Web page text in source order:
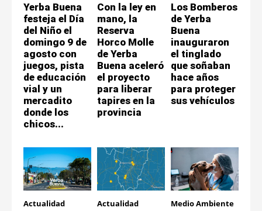
Yerba Buena
festeja el Día
del Niño el
domingo 9 de
agosto con
juegos, pista
de educación
vial y un
mercadito
donde los
chicos...
Con la ley en
mano, la
Reserva
Horco Molle
de Yerba
Buena aceleró
el proyecto
para liberar
tapires en la
provincia
Los Bomberos
de Yerba
Buena
inauguraron
el tinglado
que soñaban
hace años
para proteger
sus vehículos
Actualidad Actualidad Medio Ambiente